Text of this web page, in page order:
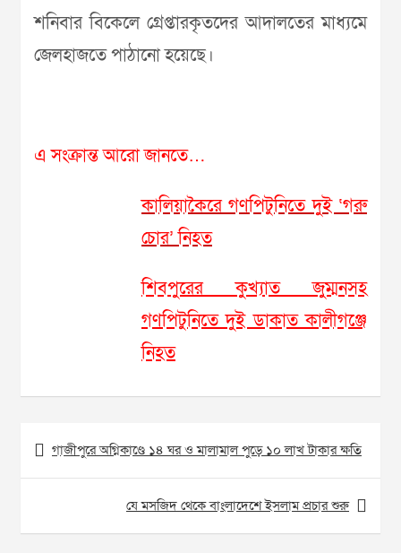
শনিবার বিকেলে গ্রেপ্তারকৃতদের আদালতের মাধ্যমে
জেলহাজতে পাঠানো হয়েছে।
এ সংক্রান্ত আরো জানতে…
কালিয়াকৈরে গণপিটুনিতে দুই ‘গরু
চোর’ নিহত
শিবপুরের কুখ্যাত জুম্মনসহ
গণপিটুনিতে দুই ডাকাত কালীগঞ্জে
নিহত
Post
navigation
গাজীপুরে অগ্নিকাণ্ডে ১৪ ঘর ও মালামাল পুড়ে ১০ লাখ টাকার ক্ষতি
যে মসজিদ থেকে বাংলাদেশে ইসলাম প্রচার শুরু